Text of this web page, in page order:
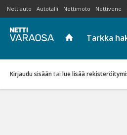
Nettiauto Autotalli Nettimoto Nettivene
Tarkka
Kirjaudu sisään tai lue lisää